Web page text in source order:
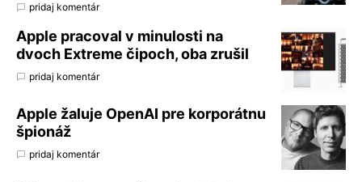
pridaj komentár
Apple pracoval v minulosti na
dvoch Extreme čipoch, oba zrušil
pridaj komentár
Apple žaluje OpenAI pre korporátnu
špionáž
pridaj komentár